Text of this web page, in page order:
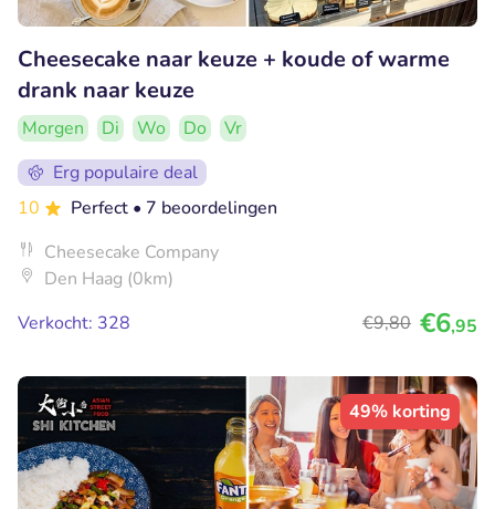
Cheesecake naar keuze + koude of warme
drank naar keuze
Morgen Di Wo Do
Vr
Erg populaire deal
10
Perfect • 7 beoordelingen
Cheesecake Company
Den Haag (0km)
Verkocht: 328
€9,80 €6,95
49% korting